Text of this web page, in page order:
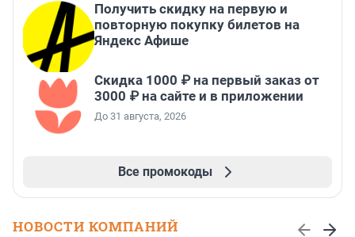
Получить скидку на первую и
повторную покупку билетов на
Яндекс Афише
Скидка 1000 ₽ на первый заказ от
3000 ₽ на сайте и в приложении
До 31 августа, 2026
Все промокоды
НОВОСТИ КОМПАНИЙ